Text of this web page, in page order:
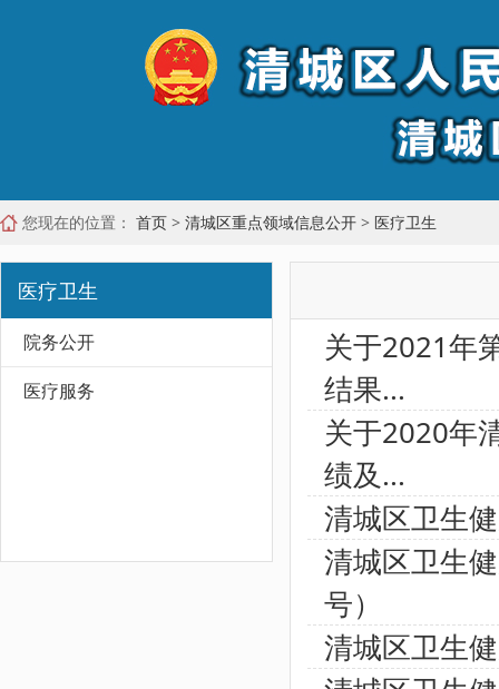
您现在的位置： 首页 > 清城区重点领域信息公开 > 医疗卫生
医疗卫生
院务公开
医疗服务
关于2021年
结果...
关于2020年
绩及...
清城区卫生
清城区卫生
号）
清城区卫生